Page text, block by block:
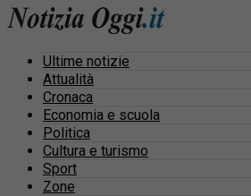
Ultime notizie
Attualità
Cronaca
Economia e scuola
Politica
Cultura e turismo
Sport
Zone